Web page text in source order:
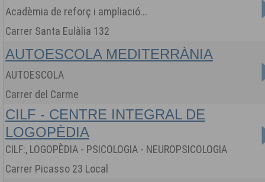
Acadèmia de reforç i ampliació...
Carrer Santa Eulàlia 132
AUTOESCOLA MEDITERRÀNIA
AUTOESCOLA
Carrer del Carme
CILF - CENTRE INTEGRAL DE
LOGOPÈDIA
CILF:, LOGOPÈDIA - PSICOLOGIA - NEUROPSICOLOGIA
Carrer Picasso 23 Local